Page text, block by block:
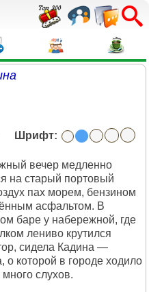
Шрифт:
вечер медленно
на старый портовый
пах морем, бензином
асфальтом. В
баре у набережной, где
лениво крутился
сидела Кадина —
о которой в городе ходило
слухов.